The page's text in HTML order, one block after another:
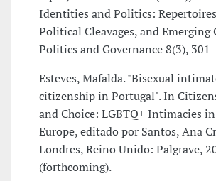
Identities and Politics:
Political Cleavages, and Emerging
Politics and Governance 8(3),
Esteves, Mafalda. "Bisexual
citizenship in Portugal". In
and Choice: LGBTQ+ Intimacies
Europe, editado por Santos, Ana
Londres, Reino Unido: Palgrave,
(forthcoming).